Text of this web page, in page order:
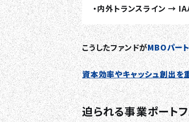
・内外トランスライン → IA
こうしたファンドがMBOパー
資本効率やキャッシュ創出を
迫られる事業ポート